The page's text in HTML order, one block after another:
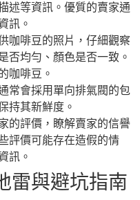
述等資訊。優質的賣家通
訊。
咖啡豆的照片，仔細觀察
否均勻、顏色是否一致。
咖啡豆。
常會採用單向排氣閥的包
持其新鮮度。
的評價，瞭解賣家的信譽
評價可能存在造假的情
訊。
雷與避坑指南